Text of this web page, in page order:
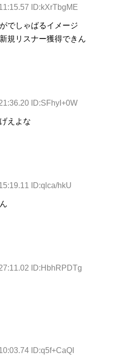
ID:kXrTbgME
でしゃばるイメージ
規リスナー獲得できん
ID:SFhyI+0W
えよな
ID:qlca/hkU
ID:HbhRPDTg
ID:q5f+CaQI